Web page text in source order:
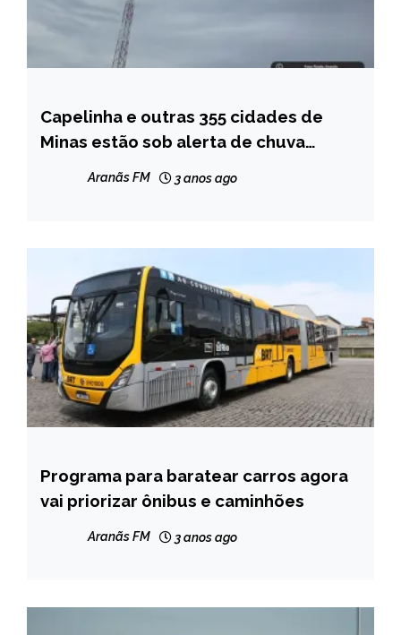
CAPELINHA
MINAS
Capelinha e outras 355 cidades de
Minas estão sob alerta de chuva
Aranãs FM 3 anos ago
BRASIL
NOTÍCIAS
Programa para baratear carros agora
vai priorizar ônibus e caminhões
Aranãs FM 3 anos ago